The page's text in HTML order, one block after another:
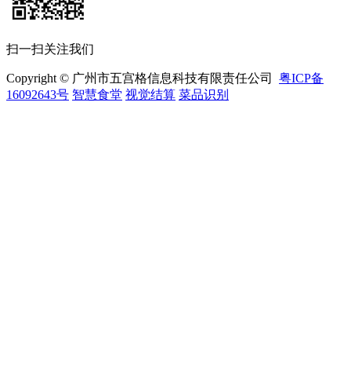
扫一扫关注我们
Copyright © 广州市五宫格信息科技有限责任公司 粤ICP备
16092643号 智慧食堂 视觉结算 菜品识别